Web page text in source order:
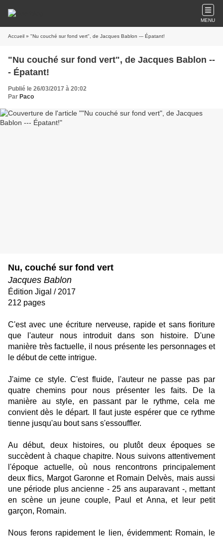
MENU
Accueil » "Nu couché sur fond vert", de Jacques Bablon --- Épatant!
"Nu couché sur fond vert", de Jacques Bablon --
- Épatant!
Publié le 26/03/2017 à 20:02
Par Paco
Nu, couché sur fond vert
Jacques Bablon
Édition Jigal / 2017
212 pages
C'est avec une écriture nerveuse, rapide et sans fioriture
que l'auteur nous introduit dans son histoire. D'une
manière très factuelle, il nous présente les personnages et
le début de cette intrigue.
J'aime ce style. C'est fluide, l'auteur ne passe pas par
quatre chemins pour nous présenter les faits. De la
manière au style, en passant par le rythme, cela me
convient dès le départ. Il faut juste espérer que ce rythme
tienne jusqu'au bout sans s'essouffler.
Au début, deux histoires, ou plutôt deux époques se
succèdent à chaque chapitre. Nous suivons attentivement
l'époque actuelle, où nous rencontrons principalement
deux flics, Margot Garonne et Romain Delvès, mais aussi
une période plus ancienne - 25 ans auparavant -, mettant
en scène un jeune couple, Paul et Anna, et leur petit
garçon, Romain.
Nous ferons rapidement le lien, évidemment: Romain, le